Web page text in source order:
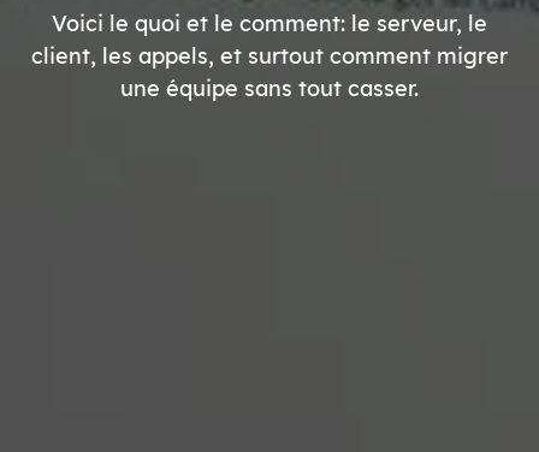
Voici le quoi et le comment: le serveur, le
client, les appels, et surtout comment migrer
une équipe sans tout casser.